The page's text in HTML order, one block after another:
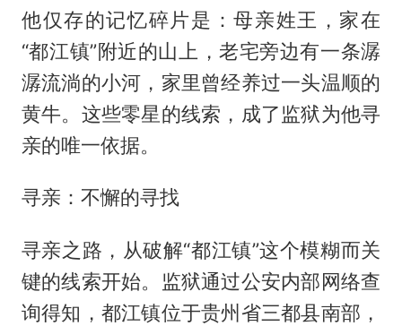
他仅存的记忆碎片是：母亲姓王，家在
“都江镇”附近的山上，老宅旁边有一条潺
潺流淌的小河，家里曾经养过一头温顺的
黄牛。这些零星的线索，成了监狱为他寻
亲的唯一依据。
寻亲：不懈的寻找
寻亲之路，从破解“都江镇”这个模糊而关
键的线索开始。监狱通过公安内部网络查
询得知，都江镇位于贵州省三都县南部，